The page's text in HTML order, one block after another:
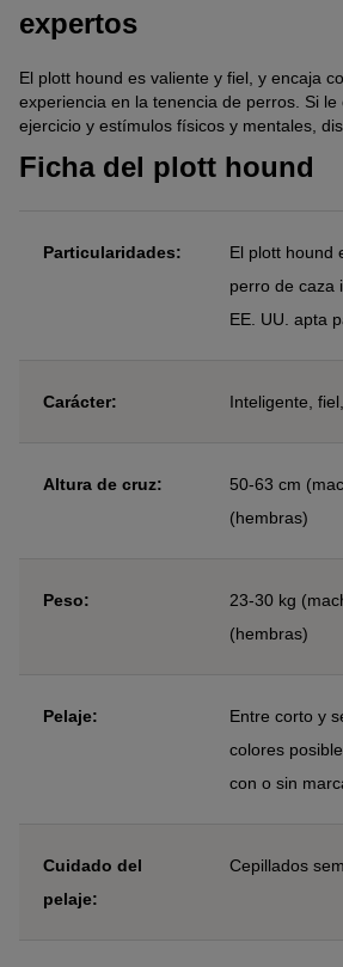
expertos
El plott hound es valiente y fiel, y encaja
experiencia en la tenencia de perros. Si le
ejercicio y estímulos físicos y mentales,
Ficha del plott hound
Particularidades:
El plott hound
perro de caza
EE. UU. apta
Carácter: Inteligente,
Altura de cruz:
50-63 cm
(hembras)
Peso:
23-30 kg
(hembras)
Pelaje:
Entre corto y
colores
con o sin
Cuidado del
pelaje:
Cepillados